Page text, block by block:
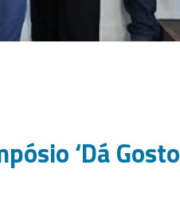
‘Dá Gosto